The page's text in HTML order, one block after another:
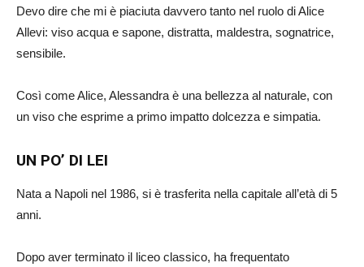
Devo dire che mi è piaciuta davvero tanto nel ruolo di Alice
Allevi: viso acqua e sapone, distratta, maldestra, sognatrice,
sensibile.
Così come Alice, Alessandra è una bellezza al naturale, con
un viso che esprime a primo impatto dolcezza e simpatia.
UN PO’ DI LEI
Nata a Napoli nel 1986, si è trasferita nella capitale all’età di 5
anni.
Dopo aver terminato il liceo classico, ha frequentato